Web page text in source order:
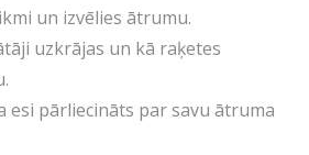
un izvēlies ātrumu.
uzkrājas un kā raķetes
esi pārliecināts par savu ātruma